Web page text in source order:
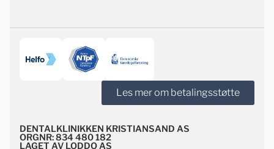
Les mer om betalingsstøtte
LAGET AV LODDO AS
DENTALKLINIKKEN KRISTIANSAND AS
ORGNR: 834 480 182